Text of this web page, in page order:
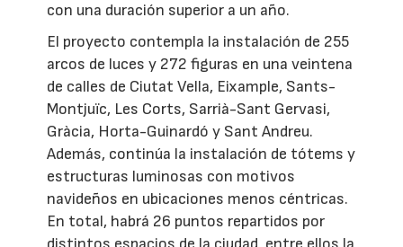
con una duración superior a un año.
El proyecto contempla la instalación de 255
arcos de luces y 272 figuras en una veintena
de calles de Ciutat Vella, Eixample, Sants-
Montjuïc, Les Corts, Sarrià-Sant Gervasi,
Gràcia, Horta-Guinardó y Sant Andreu.
Además, continúa la instalación de tótems y
estructuras luminosas con motivos
navideños en ubicaciones menos céntricas.
En total, habrá 26 puntos repartidos por